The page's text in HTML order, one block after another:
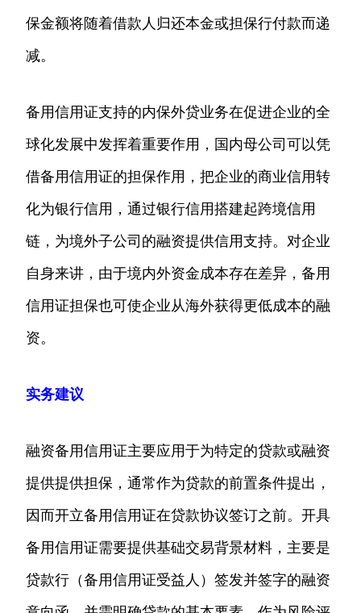
保金额将随着借款人归还本金或担保行付款而递
减。
备用信用证支持的内保外贷业务在促进企业的全
球化发展中发挥着重要作用，国内母公司可以凭
借备用信用证的担保作用，把企业的商业信用转
化为银行信用，通过银行信用搭建起跨境信用
链，为境外子公司的融资提供信用支持。对企业
自身来讲，由于境内外资金成本存在差异，备用
信用证担保也可使企业从海外获得更低成本的融
资。
实务建议
融资备用信用证主要应用于为特定的贷款或融资
提供提供担保，通常作为贷款的前置条件提出，
因而开立备用信用证在贷款协议签订之前。开具
备用信用证需要提供基础交易背景材料，主要是
贷款行（备用信用证受益人）签发并签字的融资